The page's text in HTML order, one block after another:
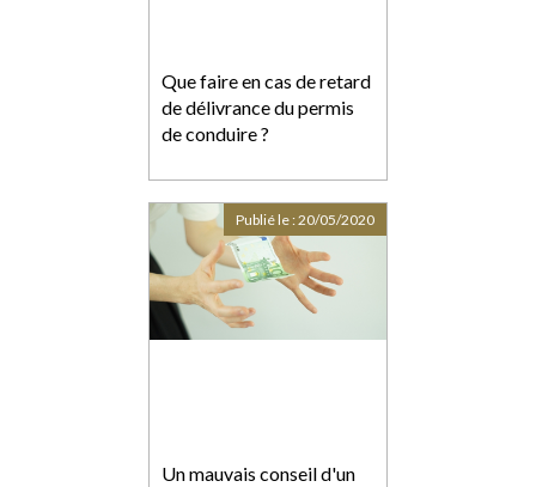
Que faire en cas de retard
de délivrance du permis
de conduire ?
Un mauvais conseil d'un
Publié le :20/05/2020